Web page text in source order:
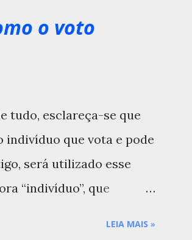
o voto
tudo, esclareça-se que
indivíduo que vota e pode
será utilizado esse
“indivíduo”, que
LEIA MAIS »